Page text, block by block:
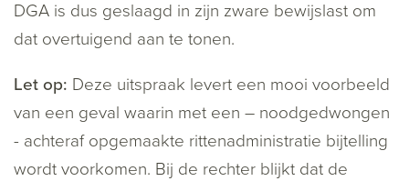
DGA is dus geslaagd in zijn zware bewijslast om
dat overtuigend aan te tonen.
Let op: Deze uitspraak levert een mooi voorbeeld
van een geval waarin met een – noodgedwongen
- achteraf opgemaakte rittenadministratie bijtelling
wordt voorkomen. Bij de rechter blijkt dat de